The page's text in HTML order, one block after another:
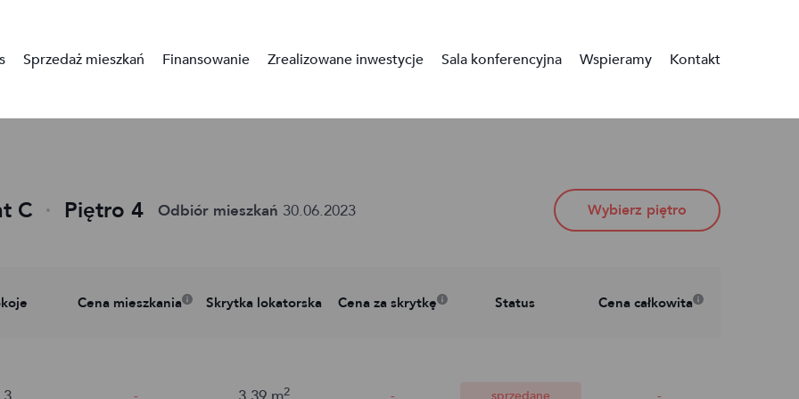
Sprzedaż mieszkań Finansowanie Zrealizowane inwestycje Sala konferencyjna Wspieramy Kontakt
C Piętro 4 Odbiór mieszkań 30.06.2023 Wybierz piętro
Cena mieszkania Skrytka lokatorska Cena za skrytkę Status Cena całkowita
- 2 - sprzedane -